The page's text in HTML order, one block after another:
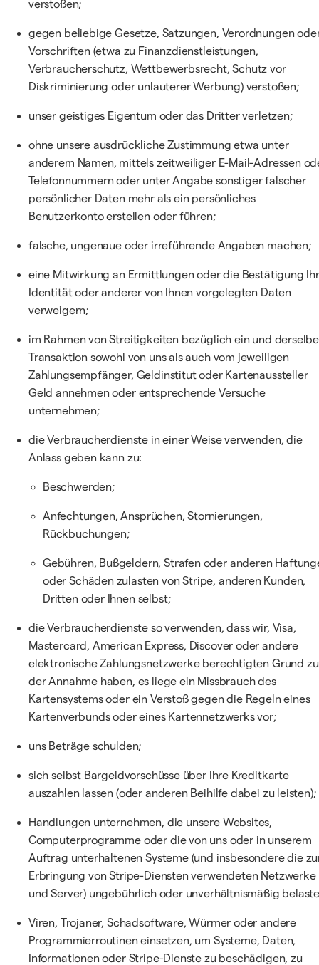
verstoßen;
gegen beliebige Gesetze, Satzungen, Verordnungen
Vorschriften (etwa zu Finanzdienstleistungen,
Verbraucherschutz, Wettbewerbsrecht, Schutz vor
Diskriminierung oder unlauterer Werbung) verstoßen;
unser geistiges Eigentum oder das Dritter verletzen;
ohne unsere ausdrückliche Zustimmung etwa unter
anderem Namen, mittels zeitweiliger E-Mail-Adressen
Telefonnummern oder unter Angabe sonstiger falscher
persönlicher Daten mehr als ein persönliches
Benutzerkonto erstellen oder führen;
falsche, ungenaue oder irreführende Angaben machen;
eine Mitwirkung an Ermittlungen oder die Bestätigung
Identität oder anderer von Ihnen vorgelegten Daten
verweigern;
im Rahmen von Streitigkeiten bezüglich ein und
Transaktion sowohl von uns als auch vom jeweiligen
Zahlungsempfänger, Geldinstitut oder Kartenaussteller
Geld annehmen oder entsprechende Versuche
unternehmen;
die Verbraucherdienste in einer Weise verwenden, die
Anlass geben kann zu:
Beschwerden;
Anfechtungen, Ansprüchen, Stornierungen,
Rückbuchungen;
Gebühren, Bußgeldern, Strafen oder anderen
oder Schäden zulasten von Stripe, anderen Kunden,
Dritten oder Ihnen selbst;
die Verbraucherdienste so verwenden, dass wir, Visa,
Mastercard, American Express, Discover oder andere
elektronische Zahlungsnetzwerke berechtigten Grund zu
der Annahme haben, es liege ein Missbrauch des
Kartensystems oder ein Verstoß gegen die Regeln eines
Kartenverbunds oder eines Kartennetzwerks vor;
uns Beträge schulden;
sich selbst Bargeldvorschüsse über Ihre Kreditkarte
auszahlen lassen (oder anderen Beihilfe dabei zu leisten);
Handlungen unternehmen, die unsere Websites,
Computerprogramme oder die von uns oder in unserem
Auftrag unterhaltenen Systeme (und insbesondere die
Erbringung von Stripe-Diensten verwendeten Netzwerke
und Server) ungebührlich oder unverhältnismäßig
Viren, Trojaner, Schadsoftware, Würmer oder andere
Programmierroutinen einsetzen, um Systeme, Daten,
Informationen oder Stripe-Dienste zu beschädigen, zu